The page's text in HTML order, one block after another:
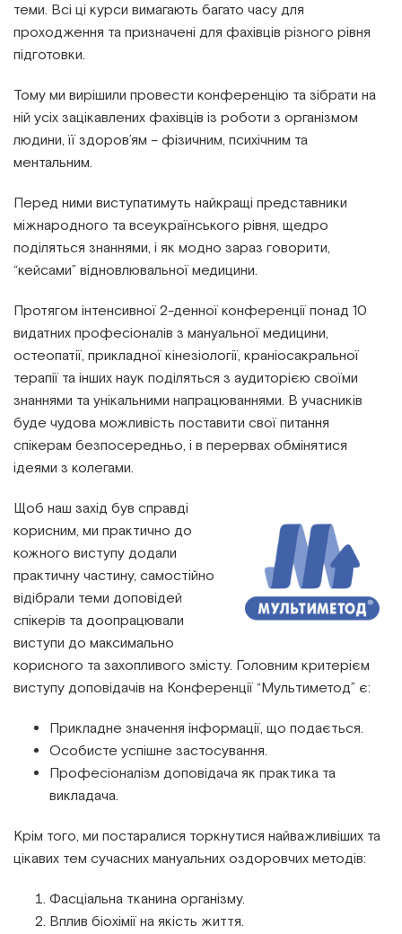
теми. Всі ці курси вимагають багато часу для
проходження та призначені для фахівців різного рівня
підготовки.
Тому ми вирішили провести конференцію та зібрати на
ній усіх зацікавлених фахівців із роботи з організмом
людини, її здоров’ям – фізичним, психічним та
ментальним.
Перед ними виступатимуть найкращі представники
міжнародного та всеукраїнського рівня, щедро
поділяться знаннями, і як модно зараз говорити,
“кейсами” відновлювальної медицини.
Протягом інтенсивної 2-денної конференції понад 10
видатних професіоналів з мануальної медицини,
остеопатії, прикладної кінезіології, краніосакральної
терапії та інших наук поділяться з аудиторією своїми
знаннями та унікальними напрацюваннями. В учасників
буде чудова можливість поставити свої питання
спікерам безпосередньо, і в перервах обмінятися
ідеями з колегами.
Щоб наш захід був справді
корисним, ми практично до
кожного виступу додали
практичну частину, самостійно
відібрали теми доповідей
спікерів та доопрацювали
виступи до максимально
корисного та захопливого змісту. Головним критерієм
виступу доповідачів на Конференції “Мультиметод” є:
Прикладне значення інформації, що подається.
Особисте успішне застосування.
Професіоналізм доповідача як практика та
викладача.
Крім того, ми постаралися торкнутися найважливіших та
цікавих тем сучасних мануальних оздоровчих методів:
Фасціальна тканина організму.
Вплив біохімії на якість життя.